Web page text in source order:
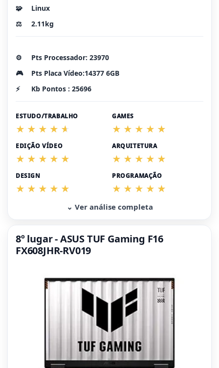
🧩
Linux
⚖️
2.11kg
⚙️
Pts Processador: 23970
🎮
Pts Placa Vídeo:14377 6GB
⚡
Kb Pontos : 25696
ESTUDO/TRABALHO GAMES
EDIÇÃO VÍDEO ARQUITETURA
DESIGN PROGRAMAÇÃO
⌄ Ver análise completa
8º lugar - ASUS TUF Gaming F16
FX608JHR-RV019